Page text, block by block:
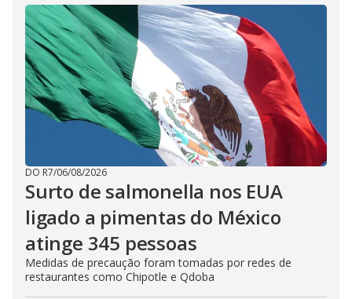
DO R7/06/08/2026
Surto de salmonella nos EUA
ligado a pimentas do México
atinge 345 pessoas
Medidas de precaução foram tomadas por redes de
restaurantes como Chipotle e Qdoba